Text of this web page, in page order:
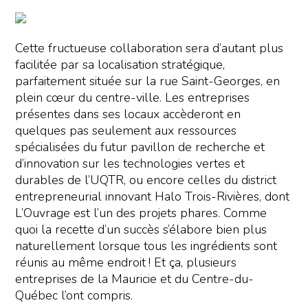
Cette fructueuse collaboration sera d’autant plus
facilitée par sa localisation stratégique,
parfaitement située sur la rue Saint-Georges, en
plein cœur du centre-ville. Les entreprises
présentes dans ses locaux accèderont en
quelques pas seulement aux ressources
spécialisées du futur pavillon de recherche et
d’innovation sur les technologies vertes et
durables de l’UQTR, ou encore celles du district
entrepreneurial innovant Halo Trois-Rivières, dont
L’Ouvrage est l’un des projets phares. Comme
quoi la recette d’un succès s’élabore bien plus
naturellement lorsque tous les ingrédients sont
réunis au même endroit ! Et ça, plusieurs
entreprises de la Mauricie et du Centre-du-
Québec l’ont compris.